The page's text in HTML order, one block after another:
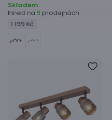
Skladem
Ihned na 9 prodejnách
1 199 Kč